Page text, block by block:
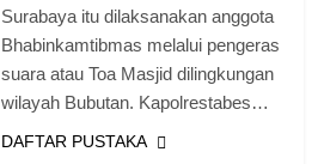
Surabaya itu dilaksanakan anggota
Bhabinkamtibmas melalui pengeras
suara atau Toa Masjid dilingkungan
wilayah Bubutan. Kapolrestabes…
DAFTAR PUSTAKA